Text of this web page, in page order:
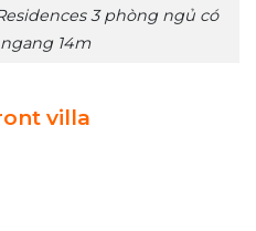
3 phòng ngủ có
14m
villa